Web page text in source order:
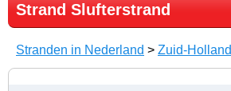
Strand Slufterstrand
Stranden in Nederland > Zuid-Holland